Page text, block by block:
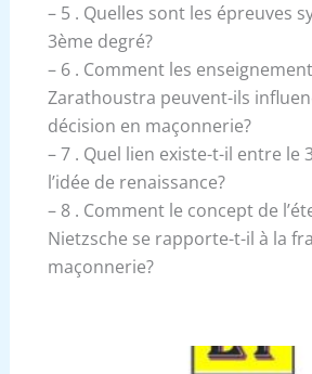
– 5 . Quelles sont les épreuves
3ème degré?
– 6 . Comment les
Zarathoustra peuvent-ils
décision en maçonnerie?
– 7 . Quel lien existe-t-il entre le
l’idée de renaissance?
– 8 . Comment le concept de
Nietzsche se rapporte-t-il à la
maçonnerie?